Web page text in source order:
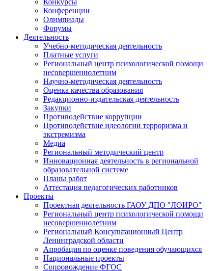
Конкурсы
Конференции
Олимпиады
Форумы
Деятельность
Учебно-методическая деятельность
Платные услуги
Региональный центр психологической помощи
несовершеннолетним
Научно-методическая деятельность
Оценка качества образования
Редакционно-издательская деятельность
Закупки
Противодействие коррупции
Противодействие идеологии терроризма и
экстремизма
Медиа
Региональный методический центр
Инновационная деятельность в региональной
образовательной системе
Планы работ
Аттестация педагогических работников
Проекты
Проектная деятельность ГАОУ ДПО "ЛОИРО"
Региональный центр психологической помощи
несовершеннолетним
Региональный Консультационный Центр
Ленинградской области
Апробация по оценке поведения обучающихся
Национальные проекты
Сопровождение ФГОС